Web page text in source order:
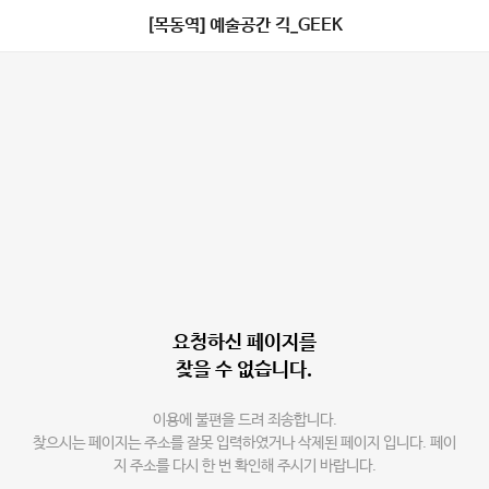
[목동역] 예술공간 긱_GEEK
요청하신 페이지를
찾을 수 없습니다.
이용에 불편을 드려 죄송합니다.
찾으시는 페이지는 주소를 잘못 입력하였거나 삭제된 페이지 입니다. 페이
지 주소를 다시 한 번 확인해 주시기 바랍니다.